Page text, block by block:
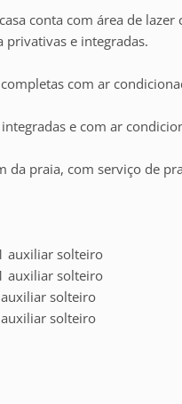
conta com área de
privativas e integradas.
com ar
e com ar
da praia, com serviço de
auxiliar solteiro
auxiliar solteiro
solteiro
solteiro